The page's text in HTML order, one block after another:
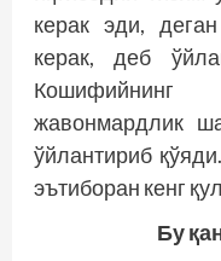
керак эди,
керак, деб
Кошифийнинг
жавонмардлик
ўйлантириб
эътиборан кенг
Бу